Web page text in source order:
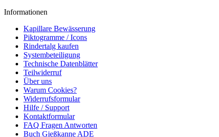
Informationen
Kapillare Bewässerung
Piktogramme / Icons
Rindertalg kaufen
Systembeteiligung
Technische Datenblätter
Teilwiderruf
Über uns
Warum Cookies?
Widerrufsformular
Hilfe / Support
Kontaktformular
FAQ Fragen Antworten
Buch Gießkanne ADE